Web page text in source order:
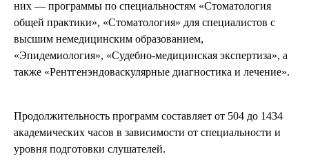
них — программы по специальностям «Стоматология
общей практики», «Стоматология» для специалистов с
высшим немедицинским образованием,
«Эпидемиология», «Судебно-медицинская экспертиза», а
также «Рентгенэндоваскулярные диагностика и лечение».
Продолжительность программ составляет от 504 до 1434
академических часов в зависимости от специальности и
уровня подготовки слушателей.